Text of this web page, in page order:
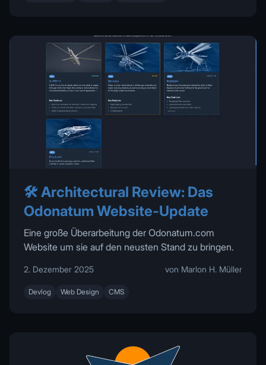
🛠️ Architectural Review: Das
Odonatum Website-Update
Eine große Überarbeitung der Odonatum.com
Website um sie auf den neusten Stand zu bringen.
2. Dezember 2025 von Marlon H. Müller
Devlog Web Design CMS